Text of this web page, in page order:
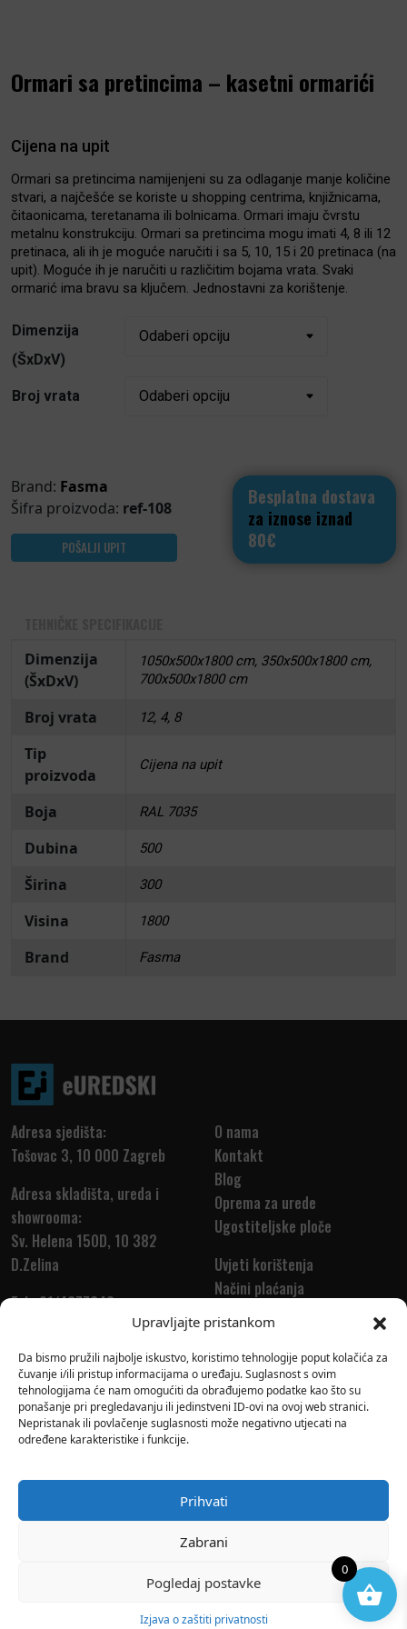
Upravljajte pristankom
Da bismo pružili najbolje iskustvo, koristimo tehnologije poput kolačića za
čuvanje i/ili pristup informacijama o uređaju. Suglasnost s ovim
tehnologijama će nam omogućiti da obrađujemo podatke kao što su
ponašanje pri pregledavanju ili jedinstveni ID-ovi na ovoj web stranici.
Nepristanak ili povlačenje suglasnosti može negativno utjecati na
određene karakteristike i funkcije.
Prihvati
Zabrani
Pogledaj postavke
Izjava o zaštiti privatnosti
Ormari sa pretincima – kasetni ormarići
Cijena na upit
Ormari sa pretincima namijenjeni su za odlaganje manje količine
stvari, a najčešće se koriste u shopping centrima, knjižnicama,
čitaonicama, teretanama ili bolnicama. Ormari imaju čvrstu
metalnu konstrukciju. Ormari sa pretincima mogu imati 4, 8 ili 12
pretinaca, ali ih je moguće naručiti i sa 5, 10, 15 i 20 pretinaca (na
upit). Moguće ih je naručiti u različitim bojama vrata. Svaki
ormarić ima bravu sa ključem. Jednostavni za korištenje.
Dimenzija
(ŠxDxV)
Broj vrata
Brand: Fasma
Šifra proizvoda: ref-108
POŠALJI UPIT
Besplatna dostava
za iznose iznad
80€
Dimenzija
(ŠxDxV)
1050x500x1800 cm, 350x500x1800 cm,
700x500x1800 cm
Broj vrata 12, 4, 8
Tip
proizvoda
Cijena na upit
Boja RAL 7035
Dubina 500
Širina 300
Visina 1800
Brand Fasma
Adresa sjedišta:
Tošovac 3, 10 000 Zagreb
Adresa skladišta, ureda i
showrooma:
Sv. Helena 150D, 10 382
D.Zelina
Tel.: 01/4677648
info@euredski.hr
O nama
Kontakt
Blog
Oprema za urede
Ugostiteljske ploče
Uvjeti korištenja
Načini plaćanja
Dostava
Prijavite se na newsletter i pratite ekskluzivne ponude
0